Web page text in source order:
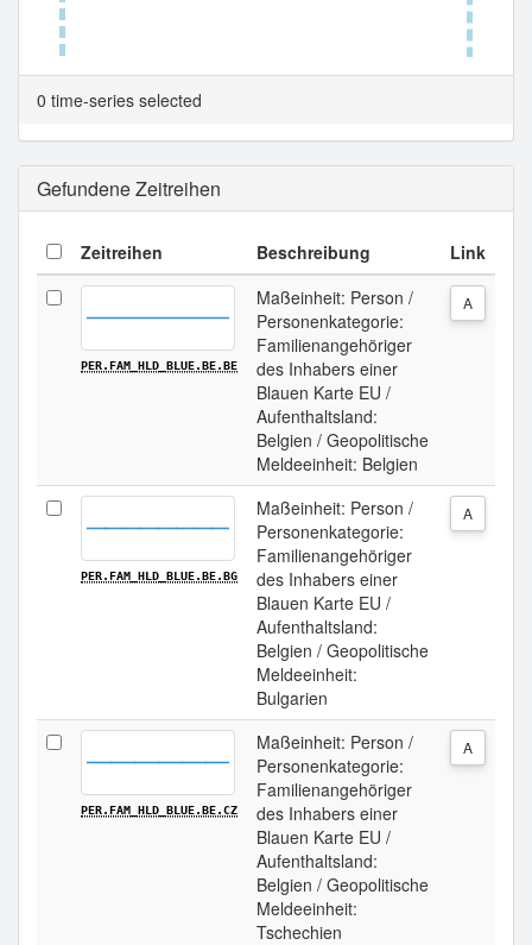
Tabellenansicht.
0 time-series selected
Gefundene Zeitreihen
Zeitreihen Beschreibung Link
PER.FAM_HLD_BLUE.BE.BE
Maßeinheit: Person /
Personenkategorie:
Familienangehöriger
des Inhabers einer
Blauen Karte EU /
Aufenthaltsland:
Belgien / Geopolitische
Meldeeinheit: Belgien
A
PER.FAM_HLD_BLUE.BE.BG
Maßeinheit: Person /
Personenkategorie:
Familienangehöriger
des Inhabers einer
Blauen Karte EU /
Aufenthaltsland:
Belgien / Geopolitische
Meldeeinheit:
Bulgarien
A
PER.FAM_HLD_BLUE.BE.CZ
Maßeinheit: Person /
Personenkategorie:
Familienangehöriger
des Inhabers einer
Blauen Karte EU /
Aufenthaltsland:
Belgien / Geopolitische
Meldeeinheit:
Tschechien
A